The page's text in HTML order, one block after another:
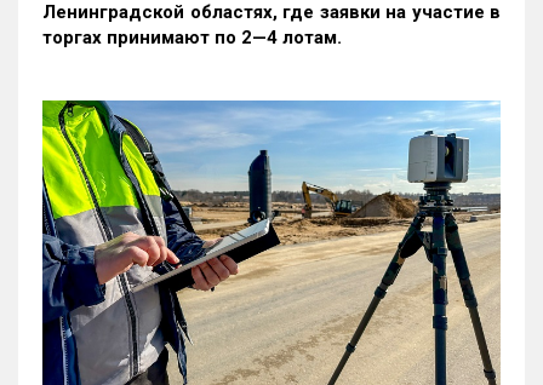
Ленинградской областях, где заявки на участие в
торгах принимают по 2—4 лотам.